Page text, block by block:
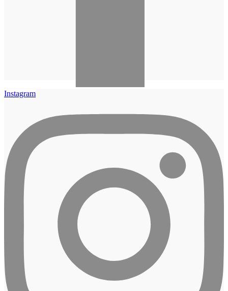
Instagram